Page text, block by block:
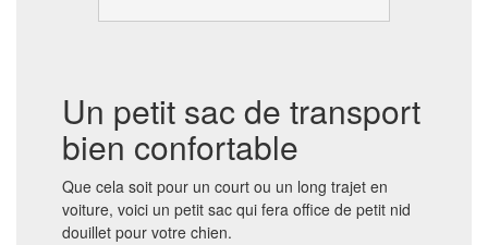
Un petit sac de transport
bien confortable
Que cela soit pour un court ou un long trajet en
voiture, voici un petit sac qui fera office de petit nid
douillet pour votre chien.